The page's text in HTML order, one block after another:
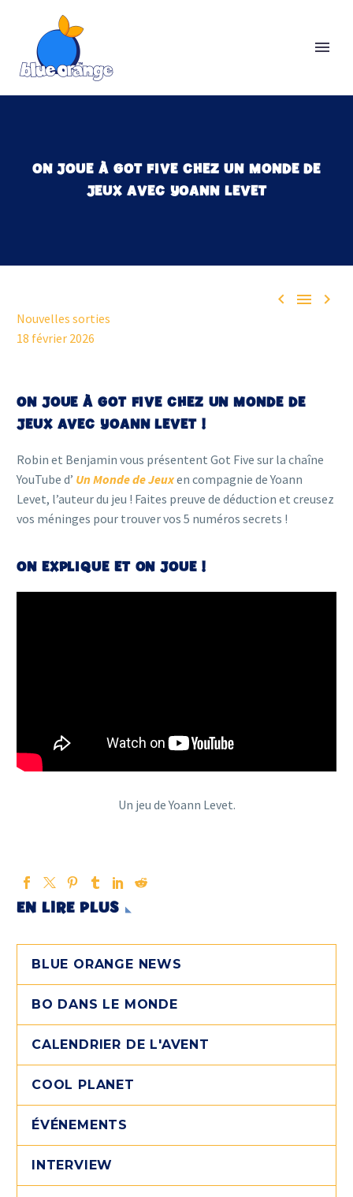
ON JOUE À GOT FIVE CHEZ UN MONDE DE
JEUX AVEC YOANN LEVET
  
Nouvelles sorties
18 février 2026
ON JOUE À GOT FIVE CHEZ UN MONDE DE
JEUX AVEC YOANN LEVET !
Robin et Benjamin vous présentent Got Five sur la chaîne
YouTube d’ Un Monde de Jeuxen compagnie de Yoann
Levet, l’auteur du jeu ! Faites preuve de déduction et creusez
vos méninges pour trouver vos 5 numéros secrets !
ON EXPLIQUE ET ON JOUE !
Un jeu de Yoann Levet.
EN LIRE PLUS
BLUE ORANGE NEWS
BO DANS LE MONDE
CALENDRIER DE L'AVENT
COOL PLANET
ÉVÉNEMENTS
INTERVIEW